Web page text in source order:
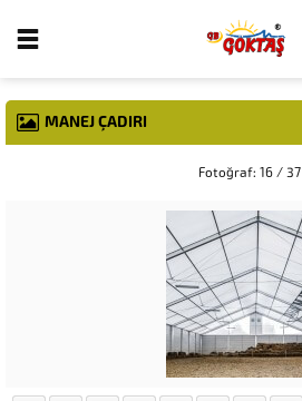
MANEJ ÇADIRI
Fotoğraf: 16 / 37